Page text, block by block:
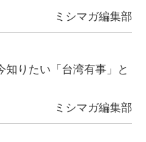
ミシマガ編集部
りたい「台湾有事」と
ミシマガ編集部